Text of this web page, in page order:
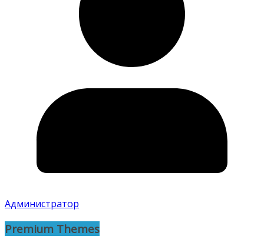
Администратор
Premium Themes